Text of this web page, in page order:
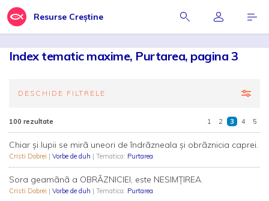
Resurse Creștine
Index tematic maxime, Purtarea, pagina 3
DESCHIDE FILTRELE
100 rezultate 1 2 3 4 5
Chiar şi lupii se mirã uneori de îndrãzneala şi obrãznicia caprei.
Cristi Dobrei | Vorbe de duh | Tematica: Purtarea
Sora geamãnã a OBRĂZNICIEI, este NESIMŢIREA.
Cristi Dobrei | Vorbe de duh | Tematica: Purtarea